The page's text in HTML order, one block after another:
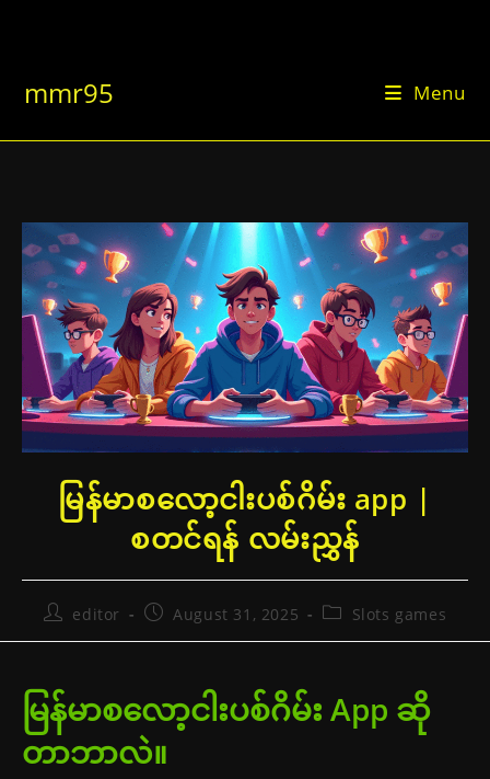
mmr95 Menu
မြန်မာစလော့ငါးပစ်ဂိမ်း app |
စတင်ရန် လမ်းညွှန်
Posteditor
PostAugust 31, 2025
PostSlots games
မြန်မာစလော့ငါးပစ်ဂိမ်း App ဆို
တာဘာလဲ။